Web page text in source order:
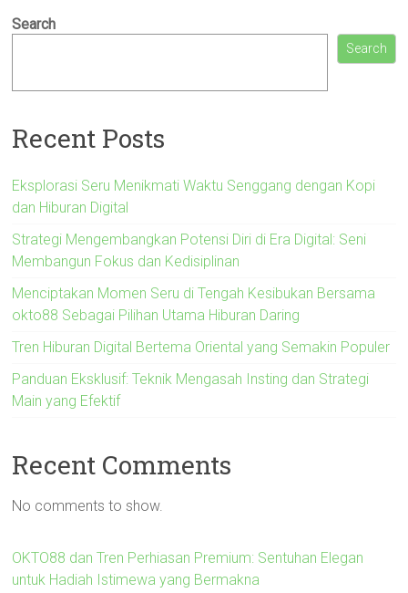
Search
Search
Recent Posts
Eksplorasi Seru Menikmati Waktu Senggang dengan Kopi
dan Hiburan Digital
Strategi Mengembangkan Potensi Diri di Era Digital: Seni
Membangun Fokus dan Kedisiplinan
Menciptakan Momen Seru di Tengah Kesibukan Bersama
okto88 Sebagai Pilihan Utama Hiburan Daring
Tren Hiburan Digital Bertema Oriental yang Semakin Populer
Panduan Eksklusif: Teknik Mengasah Insting dan Strategi
Main yang Efektif
Recent Comments
No comments to show.
OKTO88 dan Tren Perhiasan Premium: Sentuhan Elegan
untuk Hadiah Istimewa yang Bermakna